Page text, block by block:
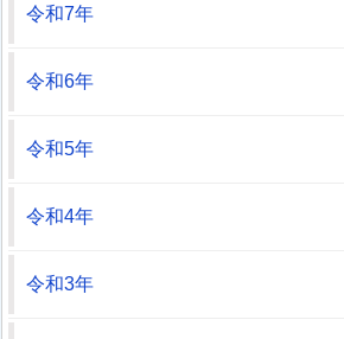
令和7年
令和6年
令和5年
令和4年
令和3年